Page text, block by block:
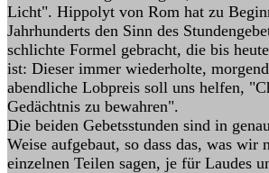
Licht". Hippolyt von Rom hat zu
Jahrhunderts den Sinn des
schlichte Formel gebracht, die bis
ist: Dieser immer wiederholte,
abendliche Lobpreis soll uns helfen,
Gedächtnis zu bewahren".
Die beiden Gebetsstunden sind in
Weise aufgebaut, so dass das, was wir
einzelnen Teilen sagen, je für Laudes